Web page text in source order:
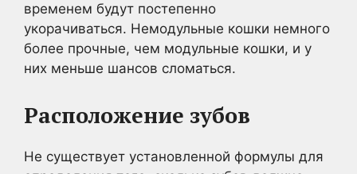
временем будут постепенно
укорачиваться. Немодульные кошки немного
более прочные, чем модульные кошки, и у
них меньше шансов сломаться.
Расположение зубов
Не существует установленной формулы для